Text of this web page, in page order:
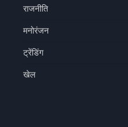
राजनीति
मनोरंजन
ट्रेंडिंग
खेल
Korba Crocodile Rescue: खेत में मिला